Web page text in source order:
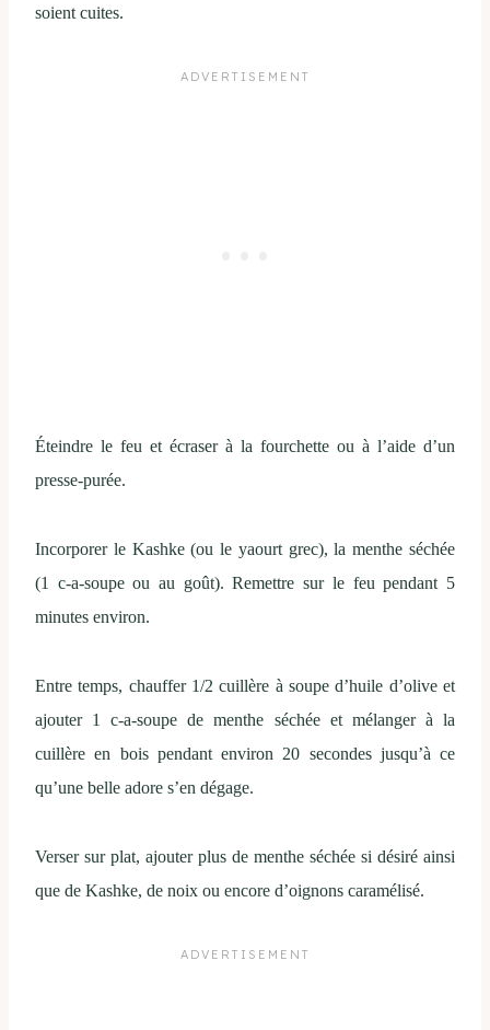
soient cuites.
Éteindre le feu et écraser à la fourchette ou à l’aide d’un
presse-purée.
Incorporer le Kashke (ou le yaourt grec), la menthe séchée
(1 c-a-soupe ou au goût). Remettre sur le feu pendant 5
minutes environ.
Entre temps, chauffer 1/2 cuillère à soupe d’huile d’olive et
ajouter 1 c-a-soupe de menthe séchée et mélanger à la
cuillère en bois pendant environ 20 secondes jusqu’à ce
qu’une belle adore s’en dégage.
Verser sur plat, ajouter plus de menthe séchée si désiré ainsi
que de Kashke, de noix ou encore d’oignons caramélisé.